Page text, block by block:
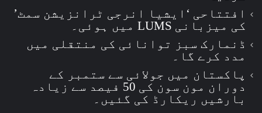
افتتاحی ‘ایشیا انرجی ٹرانزیشن سمٹ’
کی میزبانی LUMS میں ہوئی۔
ڈنمارک سبز توانائی کی منتقلی میں
مدد کرے گا۔
پاکستان میں جولائی سے ستمبر کے
دوران مون سون کی 50 فیصد سے زیادہ
بارشیں ریکارڈ کی گئیں۔